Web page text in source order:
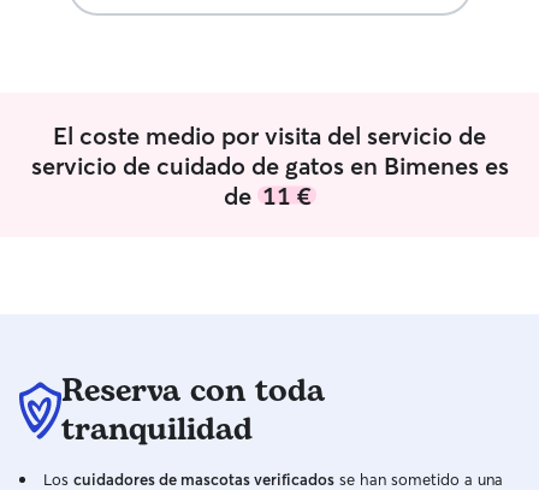
contacto con
posibilidad de
vivienda en
El coste medio por visita del servicio de
servicio de cuidado de gatos en Bimenes es
de 11 €
Reserva con toda
tranquilidad
Los cuidadores de mascotas verificados se han sometido a una